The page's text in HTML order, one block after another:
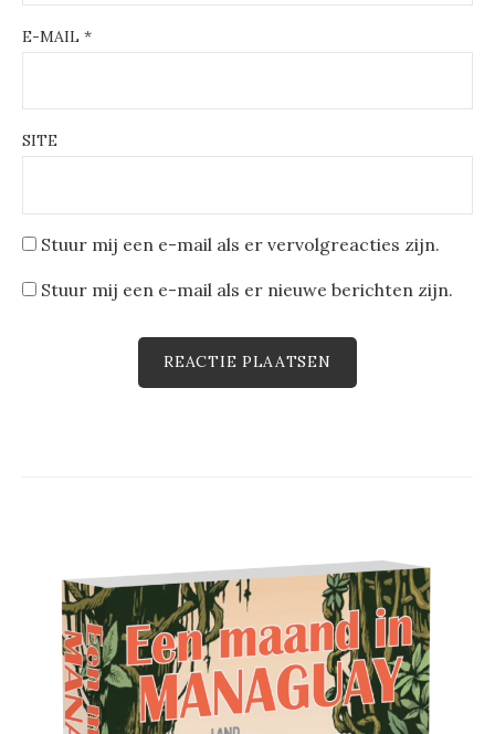
E-MAIL *
SITE
Stuur mij een e-mail als er vervolgreacties zijn.
Stuur mij een e-mail als er nieuwe berichten zijn.